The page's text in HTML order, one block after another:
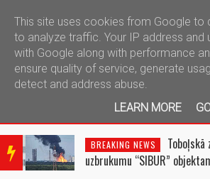
telegram
BRE
AKIN
NEW
BREAKING NEWS
uzbrukumu “SIBUR”
This site uses cookies from Google to
to analyze traffic. Your IP address and
with Google along with performance
ensure quality of service, generate
detect and address abuse.
LEARN MORE